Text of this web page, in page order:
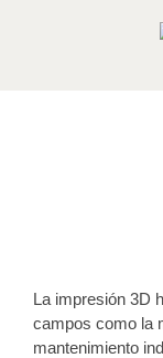
La impresión 3D
campos como la
mantenimiento